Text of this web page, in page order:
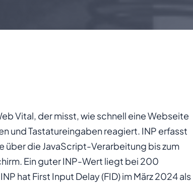
Vital, der misst, wie schnell eine Webseite
und Tastatureingaben reagiert. INP erfasst
über die JavaScript-Verarbeitung bis zum
Ein guter INP-Wert liegt bei 200
hat First Input Delay (FID) im März 2024 als